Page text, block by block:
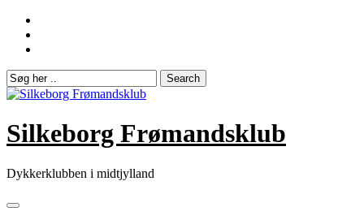
Skip
content
Silkeborg Frømandsklub
Dykkerklubben i midtjylland